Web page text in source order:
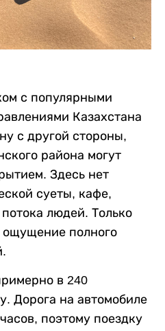
с популярными
Казахстана
с другой стороны,
района могут
Здесь нет
суеты, кафе,
людей. Только
ощущение полного
в 240
Дорога на автомобиле
поэтому поездку